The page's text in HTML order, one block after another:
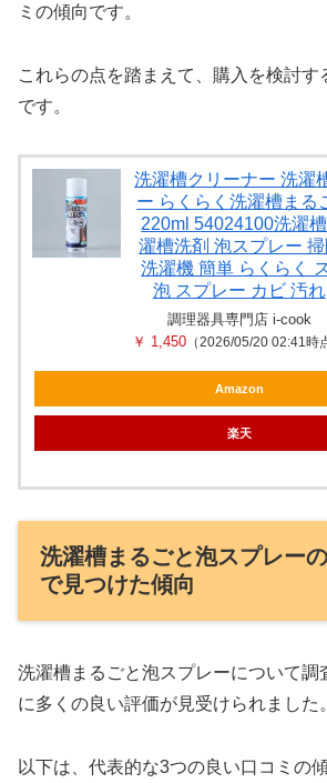
ミの傾向です。
これらの点を踏まえて、購入を検討す
です。
洗濯槽クリーナー 洗濯
ー らくらく洗濯槽まる
220ml 54024100洗濯
濯槽洗剤 泡スプレー
洗濯機 簡単 らくらく
泡 スプレー カビ 汚れ
調理器具専門店 i-cook
￥ 1,450 （2026/05/20 02:41時
Amazon
楽天
洗濯槽まるごと泡スプレー
で見つけた傾向
洗濯槽まるごと泡スプレーについて調
に多くの良い評価が見受けられました。
以下は、代表的な3つの良い口コミの傾